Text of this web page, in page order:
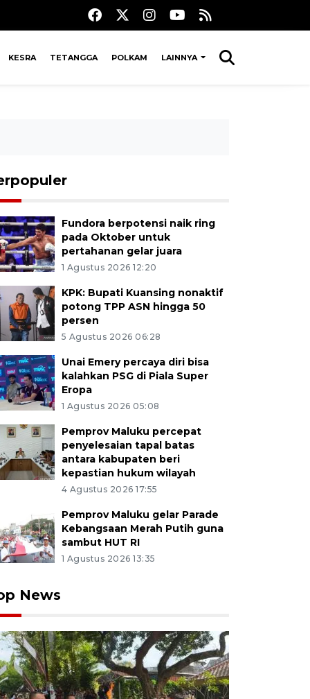
KESRA TETANGGA POLKAM LAINNYA
Fundora berpotensi naik ring
pada Oktober untuk
pertahanan gelar juara
1 Agustus 2026 12:20
KPK: Bupati Kuansing nonaktif
potong TPP ASN hingga 50
persen
5 Agustus 2026 06:28
Unai Emery percaya diri bisa
kalahkan PSG di Piala Super
Eropa
1 Agustus 2026 05:08
Pemprov Maluku percepat
penyelesaian tapal batas
antara kabupaten beri
kepastian hukum wilayah
4 Agustus 2026 17:55
Pemprov Maluku gelar Parade
Kebangsaan Merah Putih guna
sambut HUT RI
1 Agustus 2026 13:35
News